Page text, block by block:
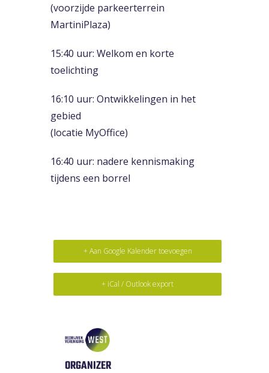
(voorzijde parkeerterrein
MartiniPlaza)
15:40 uur: Welkom en korte
toelichting
16:10 uur: Ontwikkelingen in het
gebied
(locatie MyOffice)
16:40 uur: nadere kennismaking
tijdens een borrel
+ Aan Google Kalender toevoegen
+ iCal / Outlook export
ORGANIZER